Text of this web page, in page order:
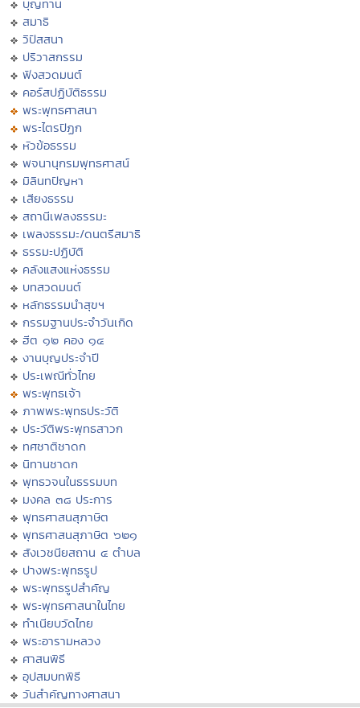
บุญทาน
สมาธิ
วิปัสสนา
ปริวาสกรรม
ฟังสวดมนต์
คอร์สปฏิบัติธรรม
พระพุทธศาสนา
พระไตรปิฏก
หัวข้อธรรม
พจนานุกรมพุทธศาสน์
มิลินทปัญหา
เสียงธรรม
สถานีเพลงธรรมะ
เพลงธรรมะ/ดนตรีสมาธิ
ธรรมะปฏิบัติ
คลังแสงแห่งธรรม
บทสวดมนต์
หลักธรรมนำสุขฯ
กรรมฐานประจำวันเกิด
ฮีต ๑๒ คอง ๑๔
งานบุญประจำปี
ประเพณีทั่วไทย
พระพุทธเจ้า
ภาพพระพุทธประวัติ
ประวัติพระพุทธสาวก
ทศชาติชาดก
นิทานชาดก
พุทธวจนในธรรมบท
มงคล ๓๘ ประการ
พุทธศาสนสุภาษิต
พุทธศาสนสุภาษิต ๖๒๑
สังเวชนียสถาน ๔ ตำบล
ปางพระพุทธรูป
พระพุทธรูปสำคัญ
พระพุทธศาสนาในไทย
ทำเนียบวัดไทย
พระอารามหลวง
ศาสนพิธี
อุปสมบทพิธี
วันสำคัญทางศาสนา